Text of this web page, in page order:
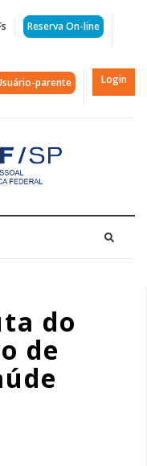
Reserva On-line
parente Login
do
de